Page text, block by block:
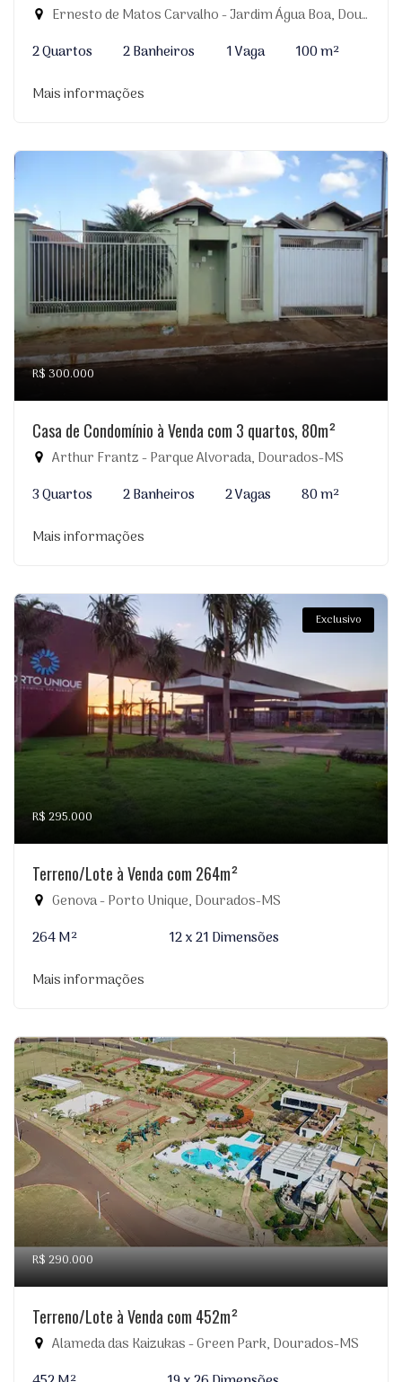
Ernesto de Matos Carvalho - Jardim Água Boa, Dourados-MS
2 Quartos
2 Banheiros 1 Vaga
100 m²
Mais informações
R$ 300.000
Casa de Condomínio à Venda com 3 quartos, 80m²
Arthur Frantz - Parque Alvorada, Dourados-MS
3 Quartos
2 Banheiros 2 Vagas
80 m²
Mais informações
Exclusivo
R$ 295.000
Terreno/Lote à Venda com 264m²
Genova - Porto Unique, Dourados-MS
264 M²
12 x 21 Dimensões
Mais informações
R$ 290.000
Terreno/Lote à Venda com 452m²
Alameda das Kaizukas - Green Park, Dourados-MS